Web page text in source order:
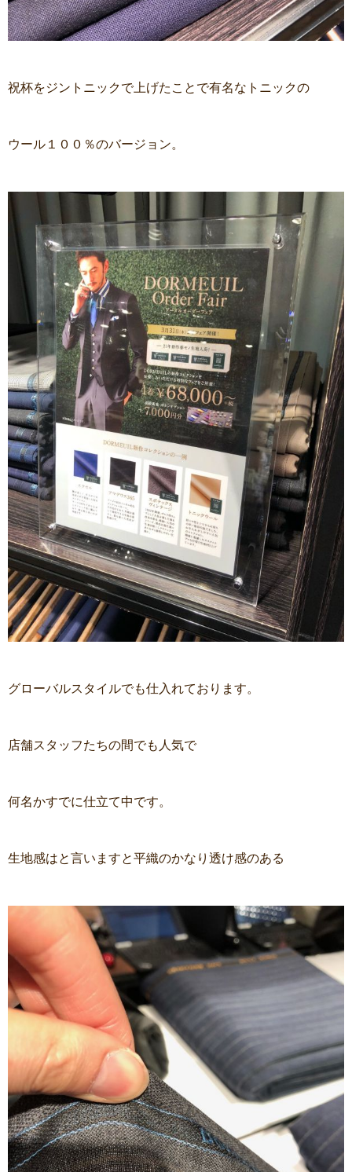
祝杯をジントニックで上げたことで有名なトニックの
ウール１００％のバージョン。
グローバルスタイルでも仕入れております。
店舗スタッフたちの間でも人気で
何名かすでに仕立て中です。
生地感はと言いますと平織のかなり透け感のある